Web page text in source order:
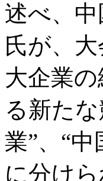
述べ、
氏が、
大企業
る新た
業”、“
に分け